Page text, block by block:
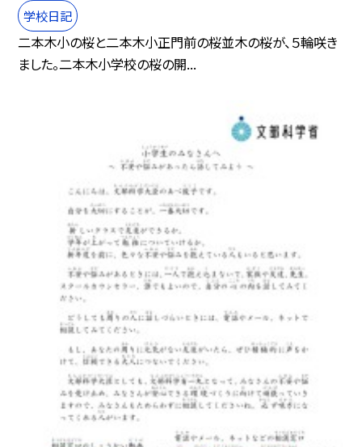
学校日記
二本木小の桜と二本木小正門前の桜並木の桜が、５輪咲き
ました。二本木小学校の桜の開...